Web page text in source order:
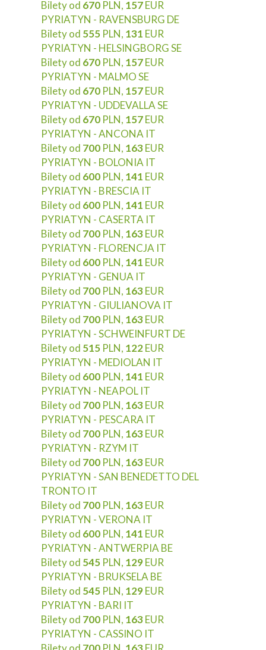
Bilety od 670 PLN, 157EUR
PYRIATYN - RAVENSBURG DE
Bilety od 555 PLN, 131 EUR
PYRIATYN - HELSINGBORG SE
Bilety od 670 PLN, 157EUR
PYRIATYN - MALMO SE
Bilety od 670 PLN, 157EUR
PYRIATYN - UDDEVALLA SE
Bilety od 670 PLN, 157EUR
PYRIATYN - ANCONA IT
Bilety od 700 PLN, 163EUR
PYRIATYN - BOLONIA IT
Bilety od 600 PLN, 141 EUR
PYRIATYN - BRESCIA IT
Bilety od 600 PLN, 141 EUR
PYRIATYN - CASERTA IT
Bilety od 700 PLN, 163EUR
PYRIATYN - FLORENCJA IT
Bilety od 600 PLN, 141 EUR
PYRIATYN - GENUA IT
Bilety od 700 PLN, 163EUR
PYRIATYN - GIULIANOVA IT
Bilety od 700 PLN, 163EUR
PYRIATYN - SCHWEINFURT DE
Bilety od 515 PLN, 122EUR
PYRIATYN - MEDIOLAN IT
Bilety od 600 PLN, 141 EUR
PYRIATYN - NEAPOL IT
Bilety od 700 PLN, 163EUR
PYRIATYN - PESCARA IT
Bilety od 700 PLN, 163EUR
PYRIATYN - RZYM IT
Bilety od 700 PLN, 163EUR
PYRIATYN - SAN BENEDETTO DEL
TRONTO IT
Bilety od 700 PLN, 163EUR
PYRIATYN - VERONA IT
Bilety od 600 PLN, 141 EUR
PYRIATYN - ANTWERPIA BE
Bilety od 545 PLN, 129EUR
PYRIATYN - BRUKSELA BE
Bilety od 545 PLN, 129EUR
PYRIATYN - BARI IT
Bilety od 700 PLN, 163EUR
PYRIATYN - CASSINO IT